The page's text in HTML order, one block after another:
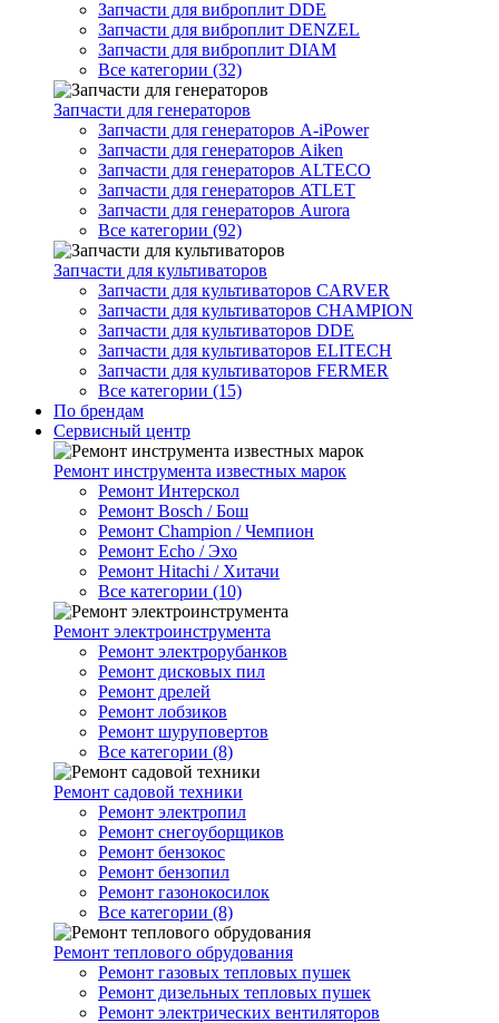
Запчасти для виброплит DDE
Запчасти для виброплит DENZEL
Запчасти для виброплит DIAM
Все категории (32)
Запчасти для генераторов
Запчасти для генераторов A-iPower
Запчасти для генераторов Aiken
Запчасти для генераторов ALTECO
Запчасти для генераторов ATLET
Запчасти для генераторов Aurora
Все категории (92)
Запчасти для культиваторов
Запчасти для культиваторов CARVER
Запчасти для культиваторов CHAMPION
Запчасти для культиваторов DDE
Запчасти для культиваторов ELITECH
Запчасти для культиваторов FERMER
Все категории (15)
По брендам
Сервисный центр
Ремонт инструмента известных марок
Ремонт Интерскол
Ремонт Bosch / Бош
Ремонт Champion / Чемпион
Ремонт Echo / Эхо
Ремонт Hitachi / Хитачи
Все категории (10)
Ремонт электроинструмента
Ремонт электрорубанков
Ремонт дисковых пил
Ремонт дрелей
Ремонт лобзиков
Ремонт шуруповертов
Все категории (8)
Ремонт садовой техники
Ремонт электропил
Ремонт снегоуборщиков
Ремонт бензокос
Ремонт бензопил
Ремонт газонокосилок
Все категории (8)
Ремонт теплового обрудования
Ремонт газовых тепловых пушек
Ремонт дизельных тепловых пушек
Ремонт электрических вентиляторов